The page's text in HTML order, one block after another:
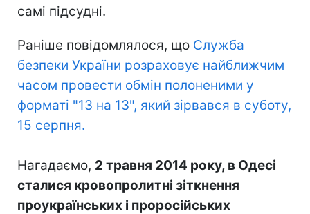
самі підсудні.
Раніше повідомлялося, що Служба
безпеки України розраховує найближчим
часом провести обмін полоненими у
форматі "13 на 13", який зірвався в суботу,
15 серпня.
Нагадаємо, 2 травня 2014 року, в Одесі
сталися кровопролитні зіткнення
проукраїнських і проросійських